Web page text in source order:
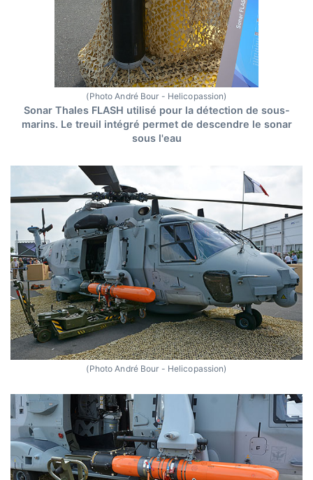
(Photo André Bour - Helicopassion)
Sonar Thales FLASH utilisé pour la détection de sous-
marins. Le treuil intégré permet de descendre le sonar
sous l'eau
(Photo André Bour - Helicopassion)